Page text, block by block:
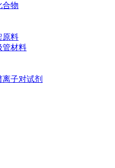
合物
原料
管材料
子对试剂